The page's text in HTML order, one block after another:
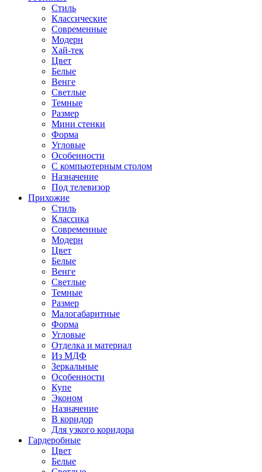
Стиль
Классические
Современные
Модерн
Хай-тек
Цвет
Белые
Венге
Светлые
Темные
Размер
Мини стенки
Форма
Угловые
Особенности
С компьютерным столом
Назначение
Под телевизор
Прихожие
Стиль
Классика
Современные
Модерн
Цвет
Белые
Венге
Светлые
Темные
Размер
Малогабаритные
Форма
Угловые
Отделка и материал
Из МДФ
Зеркальные
Особенности
Купе
Эконом
Назначение
В коридор
Для узкого коридора
Гардеробные
Цвет
Белые